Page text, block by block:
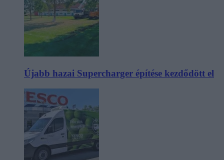
Újabb hazai Supercharger építése kezdődött el